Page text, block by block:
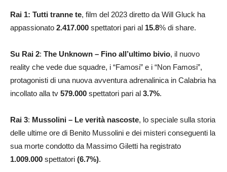
Rai 1: Tutti tranne te, film del 2023 diretto da Will Gluck ha
appassionato 2.417.000 spettatori pari al 15.8% di share.
Su Rai 2: The Unknown – Fino all’ultimo bivio, il nuovo
reality che vede due squadre, i “Famosi” e i “Non Famosi”,
protagonisti di una nuova avventura adrenalinica in Calabria ha
incollato alla tv 579.000 spettatori pari al 3.7%.
Rai 3: Mussolini – Le verità nascoste, lo speciale sulla storia
delle ultime ore di Benito Mussolini e dei misteri conseguenti la
sua morte condotto da Massimo Giletti ha registrato
1.009.000 spettatori (6.7%).